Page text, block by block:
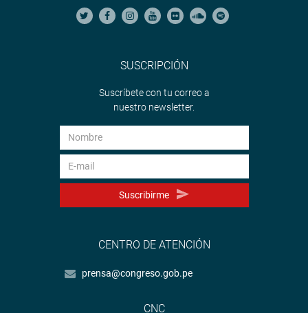
SUSCRIPCIÓN
Suscríbete con tu correo a
nuestro newsletter.
Suscribirme
CENTRO DE ATENCIÓN
prensa@congreso.gob.pe
CNC